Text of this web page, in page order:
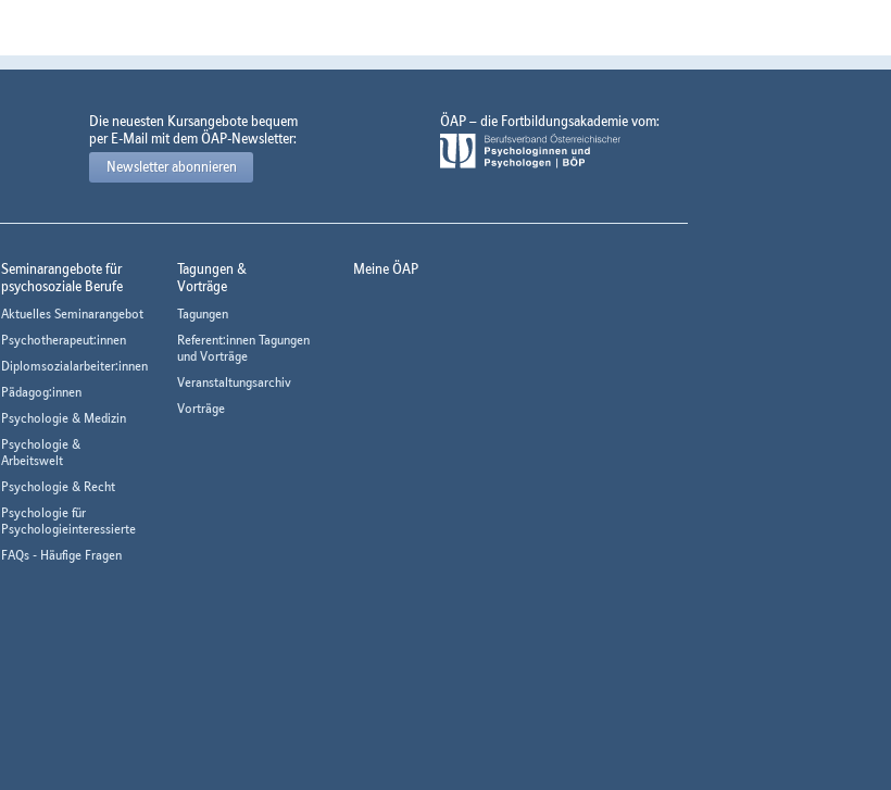
Die neuesten Kursangebote bequem
per E-Mail mit dem ÖAP-Newsletter:
Newsletter abonnieren
ÖAP – die Fortbildungsakademie vom:
Seminarangebote für
psychosoziale Berufe
Aktuelles Seminarangebot
Psychotherapeut:innen
Diplomsozialarbeiter:innen
Pädagog:innen
Psychologie & Medizin
Psychologie &
Arbeitswelt
Psychologie & Recht
Psychologie für
Psychologieinteressierte
FAQs - Häufige Fragen
Tagungen &
Vorträge
Tagungen
Referent:innen Tagungen
und Vorträge
Veranstaltungsarchiv
Vorträge
Meine ÖAP